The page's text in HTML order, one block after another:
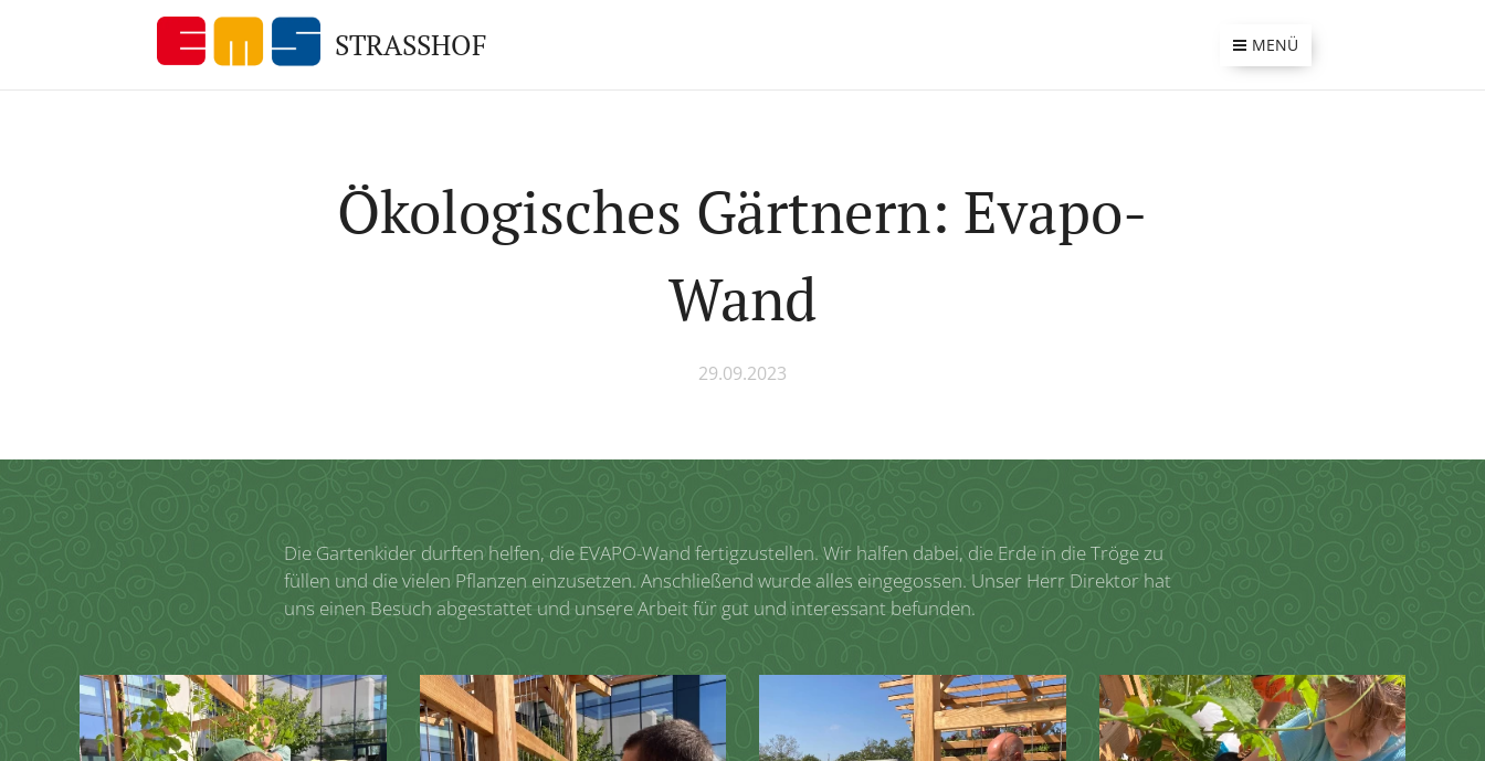
STRASSHOF MENÜ
Ökologisches Gärtnern: Evapo-
Wand
29.09.2023
Die Gartenkider durften helfen, die EVAPO-Wand fertigzustellen. Wir halfen dabei, die Erde in die Tröge zu
füllen und die vielen Pflanzen einzusetzen. Anschließend wurde alles eingegossen. Unser Herr Direktor hat
uns einen Besuch abgestattet und unsere Arbeit für gut und interessant befunden.